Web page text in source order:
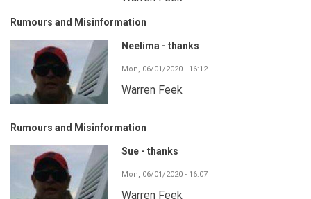
Rumours and Misinformation
Neelima - thanks
Mon, 06/01/2020 - 16:12
Warren Feek
Rumours and Misinformation
Sue - thanks
Mon, 06/01/2020 - 16:07
Warren Feek